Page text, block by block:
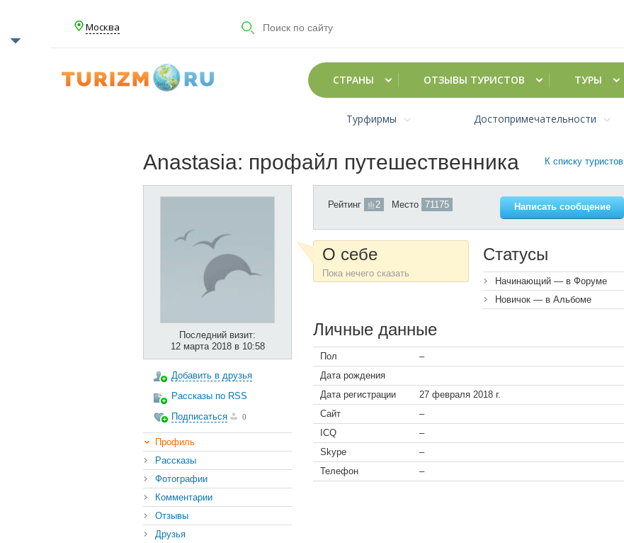
Москва
СТРАНЫ ОТЗЫВЫ ТУРИСТОВ ТУРЫ
Турфирмы Достопримечательности
К списку туристов
Anastasia: профайл путешественника
Последний визит:
12 марта 2018 в 10:58
Добавить в друзья
Рассказы по RSS
Подписаться
0
Профиль
Рассказы
Фотографии
Комментарии
Отзывы
Друзья
Рейтинг 2 Место 71175 Написать сообщение
О себе
Пока нечего сказать
Статусы
Начинающий — в Форуме
Новичок — в Альбоме
Личные данные
Пол
–
Дата рождения
Дата регистрации
27 февраля 2018 г.
Сайт
–
ICQ
–
Skype
–
Телефон
–